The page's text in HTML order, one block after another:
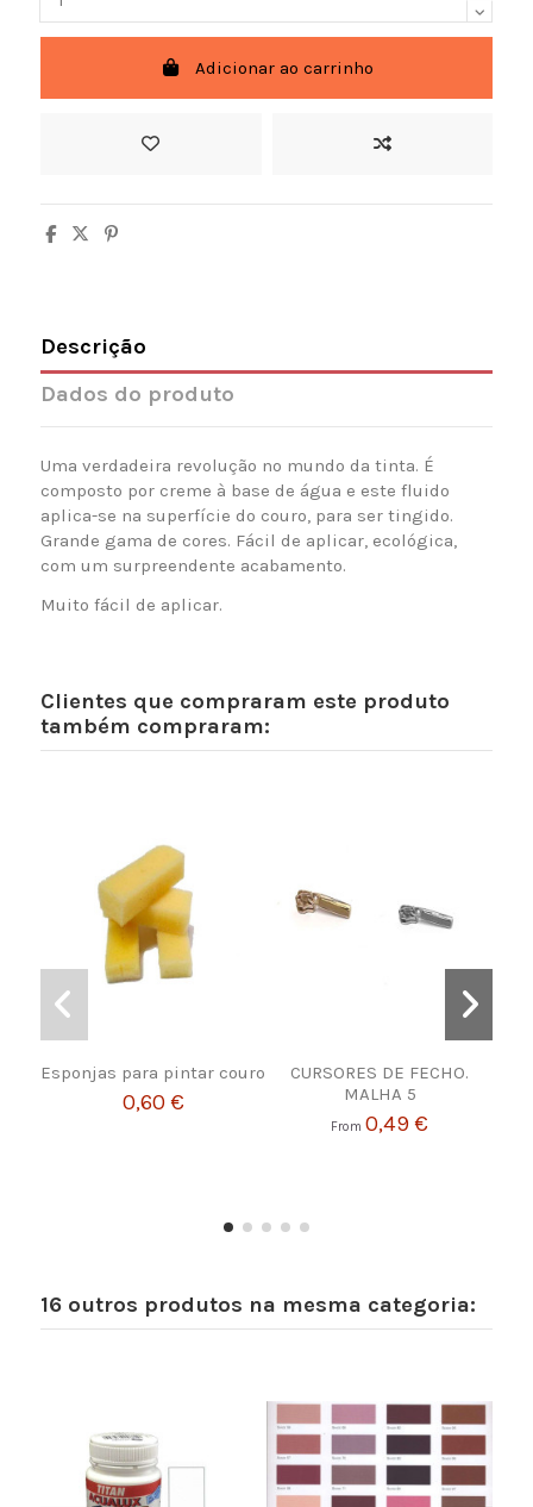
Adicionar ao carrinho
Descrição
Dados do produto
Uma verdadeira revolução no mundo da tinta. É
composto por creme à base de água e este fluido
aplica-se na superfície do couro, para ser tingido.
Grande gama de cores. Fácil de aplicar, ecológica,
com um surpreendente acabamento.
Muito fácil de aplicar.
Clientes que compraram este produto
também compraram:
Esponjas para pintar couro
0,60 €
CURSORES DE FECHO.
MALHA 5
From0,49 €
16 outros produtos na mesma categoria: